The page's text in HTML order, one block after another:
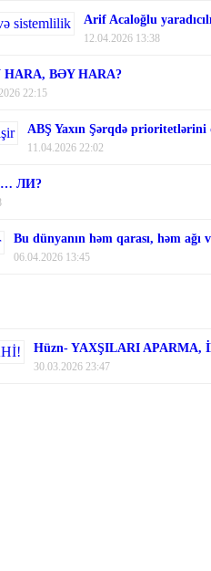
Arif Acaloğlu
12.04.2026 13:38
HARA, BƏY HARA?
22:15
ABŞ Yaxın Şərqdə prioritetlərini
11.04.2026 22:02
ЛИ?
Bu dünyanın həm qarası, həm ağı
06.04.2026 13:45
Hüzn- YAXŞILARI APARMA,
30.03.2026 23:47